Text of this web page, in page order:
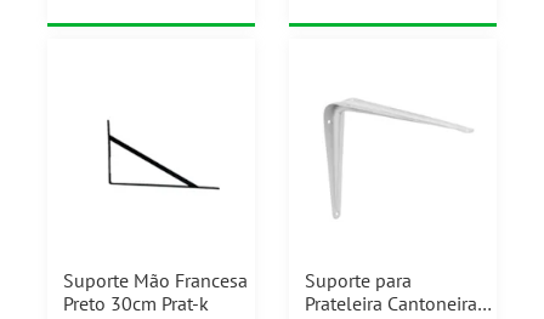
Suporte Mão Francesa
Preto 30cm Prat-k
Suporte para
Prateleira Cantoneira